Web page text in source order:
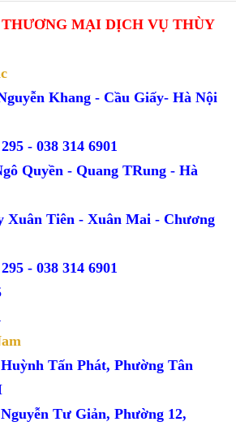
MẠI DỊCH VỤ THÙY
Khang - Cầu Giấy- Hà Nội
-038 314 6901
Quyền - Quang TRung - Hà
Xuân Tiên - Xuân Mai - Chương
-038 314 6901
Tấn Phát, Phường Tân
Tư Giản, Phường 12,